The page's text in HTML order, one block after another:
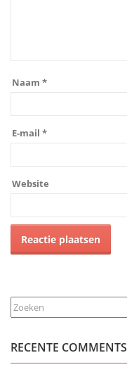
Naam *
E-mail *
Website
Zoeken
RECENTE COMMENTS